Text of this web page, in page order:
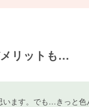
メリットも…
ます。でも…きっと色